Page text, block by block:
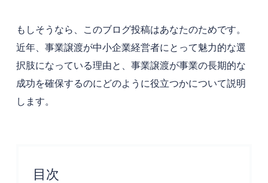
もしそうなら、このブログ投稿はあなたのためです。
近年、事業譲渡が中小企業経営者にとって魅力的な選
択肢になっている理由と、事業譲渡が事業の長期的な
成功を確保するのにどのように役立つかについて説明
します。
目次